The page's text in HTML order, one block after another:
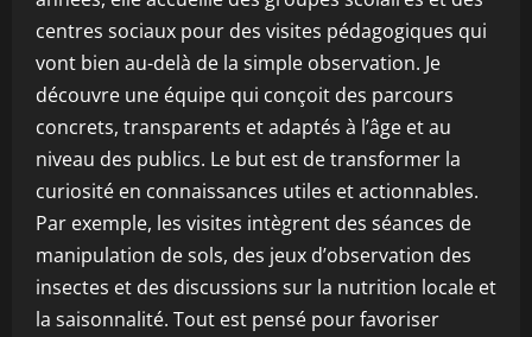
centres sociaux pour des visites pédagogiques qui
vont bien au-delà de la simple observation. Je
découvre une équipe qui conçoit des parcours
concrets, transparents et adaptés à l’âge et au
niveau des publics. Le but est de transformer la
curiosité en connaissances utiles et actionnables.
Par exemple, les visites intègrent des séances de
manipulation de sols, des jeux d’observation des
insectes et des discussions sur la nutrition locale et
la saisonnalité. Tout est pensé pour favoriser